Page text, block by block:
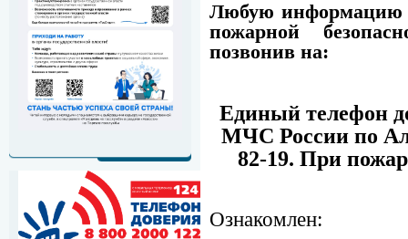
Любую информацию
пожарной
позвонив на:
Единый телефон
МЧС России по
82-19. При
Ознакомлен: